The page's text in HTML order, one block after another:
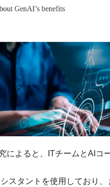
によると、ITチームとAI
スタントを使用しており、